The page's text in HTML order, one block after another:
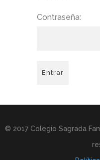
Contraseña:
© 2017 Colegio Sagrada